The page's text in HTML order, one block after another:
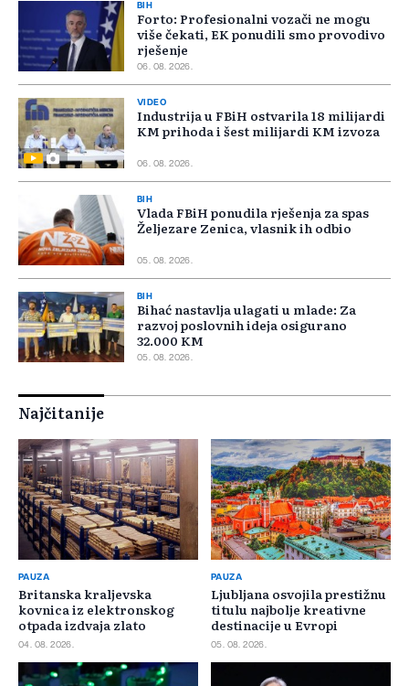
BIH
Forto: Profesionalni vozači ne mogu
više čekati, EK ponudili smo provodivo
rješenje
06. 08. 2026.
VIDEO
Industrija u FBiH ostvarila 18 milijardi
KM prihoda i šest milijardi KM izvoza
06. 08. 2026.
BIH
Vlada FBiH ponudila rješenja za spas
Željezare Zenica, vlasnik ih odbio
05. 08. 2026.
BIH
Bihać nastavlja ulagati u mlade: Za
razvoj poslovnih ideja osigurano
32.000 KM
05. 08. 2026.
Najčitanije
PAUZA
Britanska kraljevska
kovnica iz elektronskog
otpada izdvaja zlato
04. 08. 2026.
PAUZA
Ljubljana osvojila prestižnu
titulu najbolje kreativne
destinacije u Evropi
05. 08. 2026.